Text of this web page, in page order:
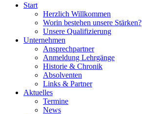
Start
Herzlich Willkommen
Worin bestehen unsere Stärken?
Unsere Qualifizierung
Unternehmen
Ansprechpartner
Anmeldung Lehrgänge
Historie & Chronik
Absolventen
Links & Partner
Aktuelles
Termine
News